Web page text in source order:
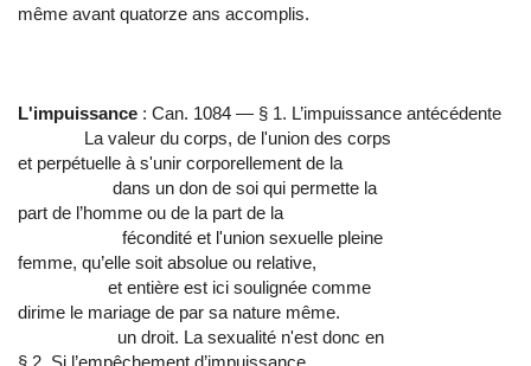
même avant quatorze ans accomplis.
L'impuissance : Can. 1084 — § 1. L’impuissance antécédente
La valeur du corps, de l'union des corps
et perpétuelle à s'unir corporellement de la
dans un don de soi qui permette la
part de l’homme ou de la part de la
fécondité et l'union sexuelle pleine
femme, qu’elle soit absolue ou relative,
et entière est ici soulignée comme
dirime le mariage de par sa nature même.
un droit. La sexualité n'est donc en
§ 2. Si l’empêchement d’impuissance